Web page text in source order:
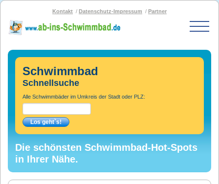
Kontakt Datenschutz-Impressum Partner
Start
Schwimmbad-Karte
Bäder nach PLZ
Bäder nach Stadt
SOS-Schwimmbad
Blog
Bad melden
Schwimmbad
Schnellsuche
Alle Schwimmbäder im Umkreis der Stadt oder PLZ:
Die schönsten Schwimmbad-Hot-Spots
in Ihrer Nähe.